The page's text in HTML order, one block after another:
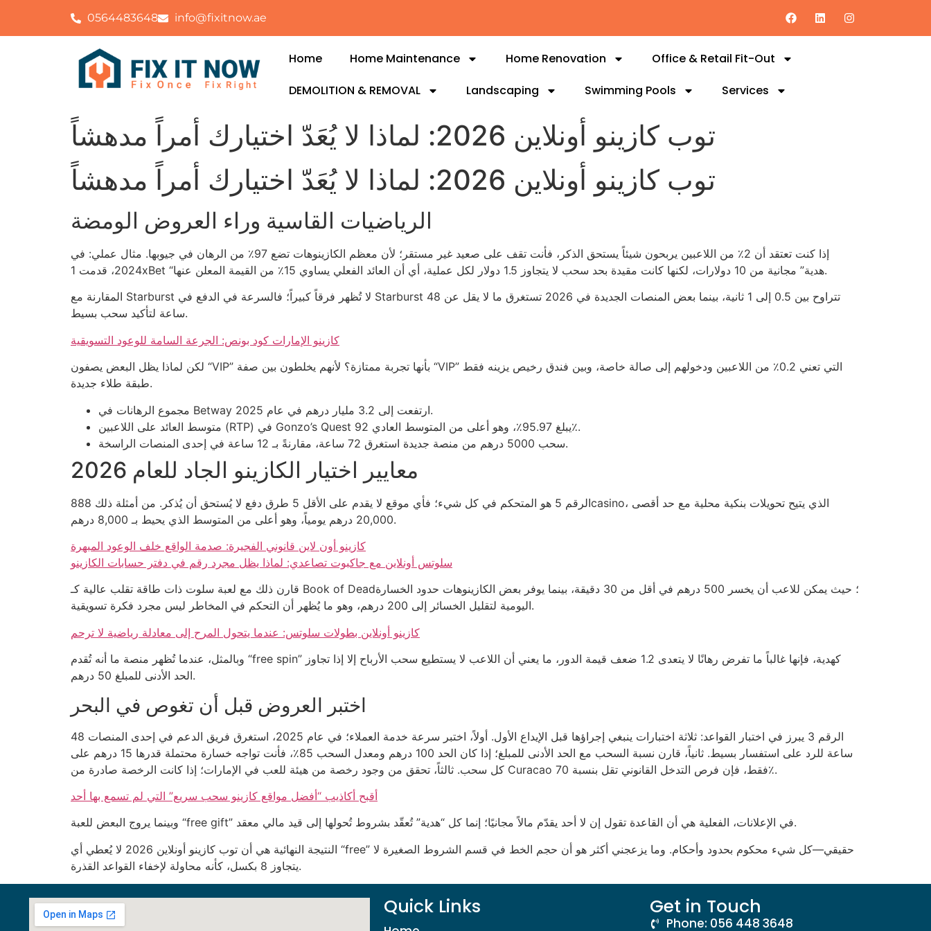
0564483648 info@fixitnow.ae
Home Home Maintenance Home Renovation
Office & Retail Fit-Out
DEMOLITION & REMOVAL
Landscaping Swimming Pools Services
توب كازينو أونلاين 2026: لماذا لا يُعَدّ اختيارك أمراً مدهشاً
توب كازينو أونلاين 2026: لماذا لا يُعَدّ اختيارك أمراً مدهشاً
الرياضيات القاسية وراء العروض الومضة
إذا كنت تعتقد أن 2٪ من اللاعبين يربحون شيئاً يستحق الذكر، فأنت تقف على صعيد غير مستقر؛ لأن معظم الكازينوهات تضع 97٪ من الرهان في جيوبها. مثال عملي: في
2024، قدمت 1xBet “هدية” مجانية من 10 دولارات، لكنها كانت مقيدة بحد سحب لا يتجاوز 1.5 دولار لكل عملية، أي أن العائد الفعلي يساوي 15٪ من القيمة المعلن عنها.
المقارنة مع Starburst لا تُظهر فرقاً كبيراً؛ فالسرعة في الدفع في Starburst تتراوح بين 0.5 إلى 1 ثانية، بينما بعض المنصات الجديدة في 2026 تستغرق ما لا يقل عن 48
ساعة لتأكيد سحب بسيط.
كازينو الإمارات كود بونص: الجرعة السامة للوعود التسويقية
لكن لماذا يظل البعض يصفون “VIP” بأنها تجربة ممتازة؟ لأنهم يخلطون بين صفة “VIP” التي تعني 0.2٪ من اللاعبين ودخولهم إلى صالة خاصة، وبين فندق رخيص يزينه فقط
طبقة طلاء جديدة.
مجموع الرهانات في Betway ارتفعت إلى 3.2 مليار درهم في عام 2025.
متوسط العائد على اللاعبين (RTP) في Gonzo’s Quest يبلغ 95.97٪، وهو أعلى من المتوسط العادي 92٪.
سحب 5000 درهم من منصة جديدة استغرق 72 ساعة، مقارنةً بـ 12 ساعة في إحدى المنصات الراسخة.
معايير اختيار الكازينو الجاد للعام 2026
الرقم 5 هو المتحكم في كل شيء؛ فأي موقع لا يقدم على الأقل 5 طرق دفع لا يُستحق أن يُذكر. من أمثلة ذلك 888casino، الذي يتيح تحويلات بنكية محلية مع حد أقصى
20,000 درهم يومياً، وهو أعلى من المتوسط الذي يحيط بـ 8,000 درهم.
كازينو أون لاين قانوني الفجيرة: صدمة الواقع خلف الوعود المبهرة
سلوتس أونلاين مع جاكبوت تصاعدي: لماذا يظل مجرد رقم في دفتر حسابات الكازينو
قارن ذلك مع لعبة سلوت ذات طاقة تقلب عالية كـ Book of Dead؛ حيث يمكن للاعب أن يخسر 500 درهم في أقل من 30 دقيقة، بينما يوفر بعض الكازينوهات حدود الخسارة
اليومية لتقليل الخسائر إلى 200 درهم، وهو ما يُظهر أن التحكم في المخاطر ليس مجرد فكرة تسويقية.
كازينو أونلاين بطولات سلوتس: عندما يتحول المرح إلى معادلة رياضية لا ترحم
وبالمثل، عندما تُظهر منصة ما أنه تُقدم “free spin” كهدية، فإنها غالباً ما تفرض رهانًا لا يتعدى 1.2 ضعف قيمة الدور، ما يعني أن اللاعب لا يستطيع سحب الأرباح إلا إذا تجاوز
الحد الأدنى للمبلغ 50 درهم.
اختبر العروض قبل أن تغوص في البحر
الرقم 3 يبرز في اختبار القواعد: ثلاثة اختبارات ينبغي إجراؤها قبل الإيداع الأول. أولاً، اختبر سرعة خدمة العملاء؛ في عام 2025، استغرق فريق الدعم في إحدى المنصات 48
ساعة للرد على استفسار بسيط. ثانياً، قارن نسبة السحب مع الحد الأدنى للمبلغ؛ إذا كان الحد 100 درهم ومعدل السحب 85٪، فأنت تواجه خسارة محتملة قدرها 15 درهم على
كل سحب. ثالثاً، تحقق من وجود رخصة من هيئة للعب في الإمارات؛ إذا كانت الرخصة صادرة من Curacao فقط، فإن فرص التدخل القانوني تقل بنسبة 70٪.
أقبح أكاذيب “أفضل مواقع كازينو سحب سريع” التي لم تسمع بها أحد
وبينما يروج البعض للعبة “free gift” في الإعلانات، الفعلية هي أن القاعدة تقول إن لا أحد يقدّم مالاً مجانيًا؛ إنما كل “هدية” تُعقّد بشروط تُحولها إلى قيد مالي معقد.
النتيجة النهائية هي أن توب كازينو أونلاين 2026 لا يُعطي أي “free” حقيقي—كل شيء محكوم بحدود وأحكام. وما يزعجني أكثر هو أن حجم الخط في قسم الشروط الصغيرة لا
يتجاوز 8 بكسل، كأنه محاولة لإخفاء القواعد القذرة.
Quick Links Get in Touch
Phone: 056 448 3648